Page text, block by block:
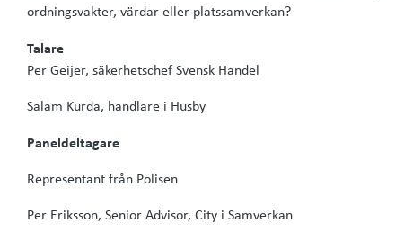
ordningsvakter, värdar eller platssamverkan?
Talare
Per Geijer, säkerhetschef Svensk Handel
Salam Kurda, handlare i Husby
Paneldeltagare
Representant från Polisen
Per Eriksson, Senior Advisor, City i Samverkan